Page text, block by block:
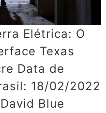
Elétrica: O
Texas
Data de
18/02/2022
Blue